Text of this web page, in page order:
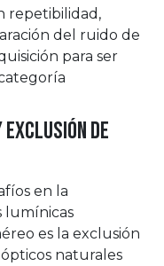
repetibilidad,
del ruido de
para ser
exclusión de
en la
lumínicas
es la exclusión
naturales